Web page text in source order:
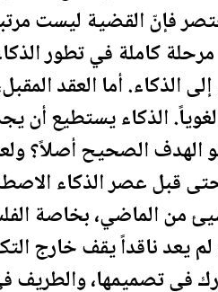
فإنّ القضية ليست
كاملة في تطور
الذكاء. أما العقد
الذكاء يستطيع أن
الهدف الصحيح أصلاً؟
قبل عصر الذكاء
من الماضي، بخاصة
لم يعد ناقداً يقف خارج
في تصميمها، والطريف